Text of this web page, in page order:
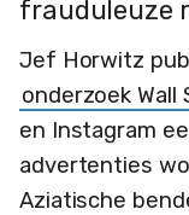
frauduleuze
Jef Horwitz
onderzoek
en Instagram
advertenties
Aziatische